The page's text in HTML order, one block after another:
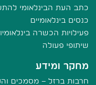
כתב העת הבינלאומי
כנסים בינלאומיים
פעילויות הכשרה
שיתופי פעולה
מחקר ומידע
חרבות ברזל – מסמכים